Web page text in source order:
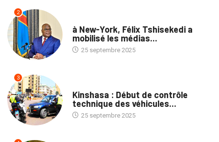
2
à New-York, Félix Tshisekedi a
mobilisé les médias...
25 septembre 2025
3
Kinshasa : Début de contrôle
technique des véhicules...
25 septembre 2025